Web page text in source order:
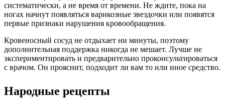
систематически, а не время от времени. Не ждите, пока на
ногах начнут появляться варикозные звездочки или появятся
первые признаки нарушения кровообращения.
Кровеносный сосуд не отдыхает ни минуты, поэтому
дополнительная поддержка никогда не мешает. Лучше не
экспериментировать и предварительно проконсультироваться
с врачом. Он прояснит, подходит ли вам то или иное средство.
Народные рецепты